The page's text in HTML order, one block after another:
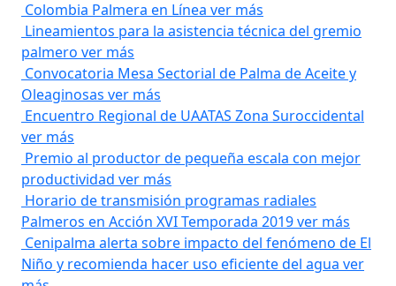
Colombia Palmera en Línea ver más
Lineamientos para la asistencia técnica del gremio
palmero ver más
Convocatoria Mesa Sectorial de Palma de Aceite y
Oleaginosas ver más
Encuentro Regional de UAATAS Zona Suroccidental
ver más
Premio al productor de pequeña escala con mejor
productividad ver más
Horario de transmisión programas radiales
Palmeros en Acción XVI Temporada 2019ver más
Cenipalma alerta sobre impacto del fenómeno de El
Niño y recomienda hacer uso eficiente del agua ver